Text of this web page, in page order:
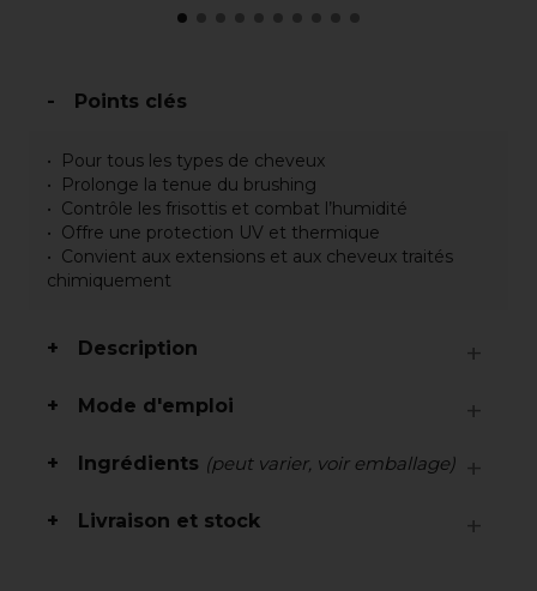
Points clés
Pour tous les types de cheveux
Prolonge la tenue du brushing
Contrôle les frisottis et combat l’humidité
Offre une protection UV et thermique
Convient aux extensions et aux cheveux traités
chimiquement
Description
Mode d'emploi
Ingrédients (peut varier, voir emballage)
Livraison et stock